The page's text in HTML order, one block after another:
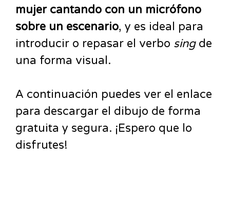
mujer cantando con un micrófono
sobre un escenario, y es ideal para
introducir o repasar el verbo singde
una forma visual.
A continuación puedes ver el enlace
para descargar el dibujo de forma
gratuita y segura. ¡Espero que lo
disfrutes!